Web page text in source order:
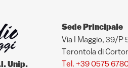
Unip.
Sede Principale
Via I Maggio, 39/P
Terontola di
Tel. +39 0575